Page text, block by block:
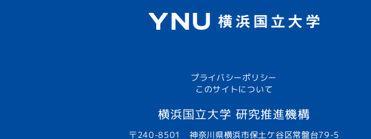
プライバシーポリシー
このサイトについて
横浜国立大学 研究推進機構
〒240-8501 神奈川県横浜市保土ケ谷区常盤台79-5